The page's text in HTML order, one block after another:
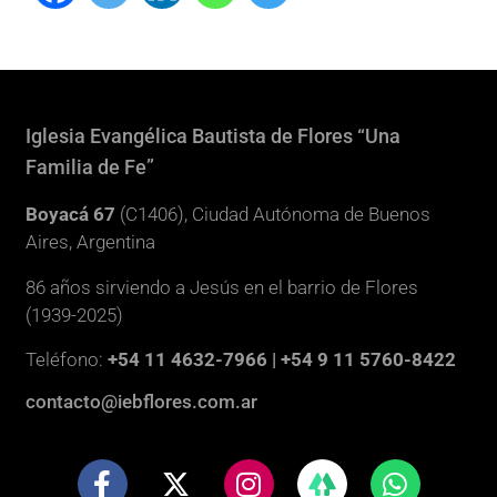
Iglesia Evangélica Bautista de Flores “Una
Familia de Fe”
Boyacá 67 (C1406), Ciudad Autónoma de Buenos
Aires, Argentina
86 años sirviendo a Jesús en el barrio de Flores
(1939-2025)
Teléfono:+54 11 4632-7966 | +54 9 11 5760-8422
contacto@iebflores.com.ar
F
X
I
W